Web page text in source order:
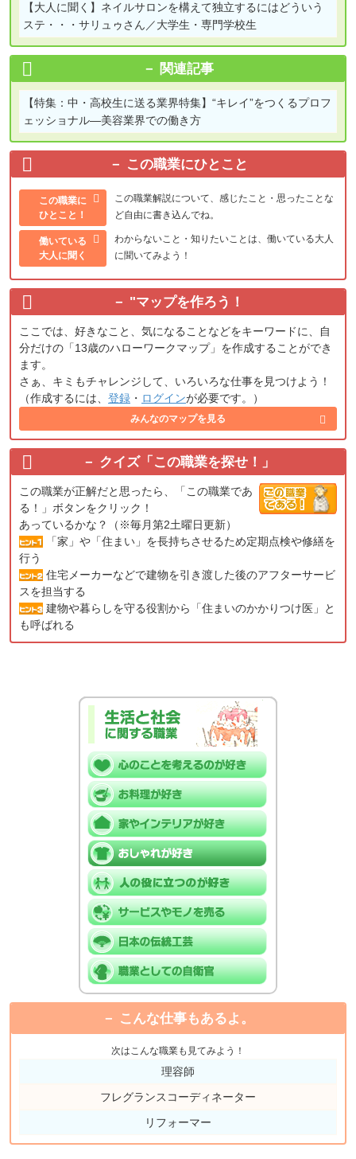
【大人に聞く】 ネイルサロンを構えて独立するにはどういう
ステ・・・サリュゥさん／大学生・専門学校生
関連記事
【特集：中・高校生に送る業界特集】 “キレイ”をつくるプロフ
ェッショナル―美容業界での働き方
この職業にひとこと
この職業に
ひとこと！
この職業解説について、感じたこと・思ったことな
ど自由に書き込んでね。
働いている
大人に聞く
わからないこと・知りたいことは、働いている大人
に聞いてみよう！
"マップを作ろう！
ここでは、好きなこと、気になることなどをキーワードに、自
分だけの「13歳のハローワークマップ」を作成することができ
ます。
さぁ、キミもチャレンジして、いろいろな仕事を見つけよう！
（作成するには、 登録 ・ ログインが必要です。）
みんなのマップを見る
クイズ「この職業を探せ！」
この職業が正解だと思ったら、「この職業であ
る！」ボタンをクリック！
あっているかな？（※毎月第2土曜日更新）
「家」や「住まい」を長持ちさせるため定期点検や修繕を
行う
住宅メーカーなどで建物を引き渡した後のアフターサービ
スを担当する
建物や暮らしを守る役割から「住まいのかかりつけ医」と
も呼ばれる
こんな仕事もあるよ。
次はこんな職業も見てみよう！
理容師
フレグランスコーディネーター
リフォーマー